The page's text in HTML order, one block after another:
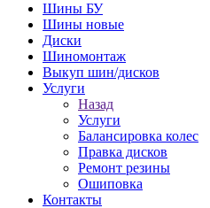
Шины БУ
Шины новые
Диски
Шиномонтаж
Выкуп шин/дисков
Услуги
Назад
Услуги
Балансировка колес
Правка дисков
Ремонт резины
Ошиповка
Контакты